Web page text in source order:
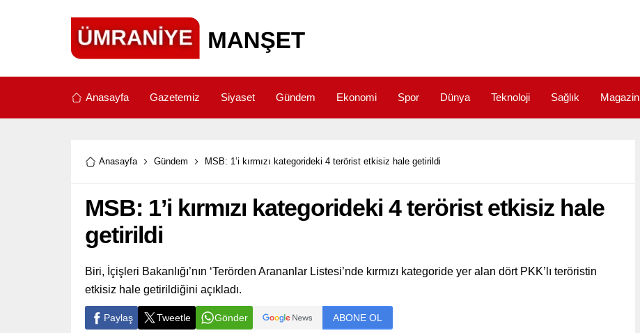
Anasayfa Gazetemiz Siyaset Gündem Ekonomi Spor Dünya Teknoloji Sağlık Magazin
Anasayfa Gündem MSB: 1’i kırmızı kategorideki 4 terörist etkisiz hale getirildi
MSB: 1’i kırmızı kategorideki 4 terörist etkisiz hale
getirildi
Biri, İçişleri Bakanlığı’nın ‘Terörden Arananlar Listesi’nde kırmızı kategoride yer alan dört PKK’lı teröristin
etkisiz hale getirildiğini açıkladı.
Paylaş Tweetle Gönder ABONE OL